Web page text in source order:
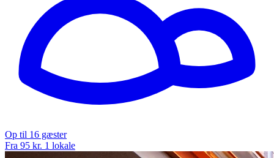
Op til 16 gæster
Fra 95 kr. 1 lokale